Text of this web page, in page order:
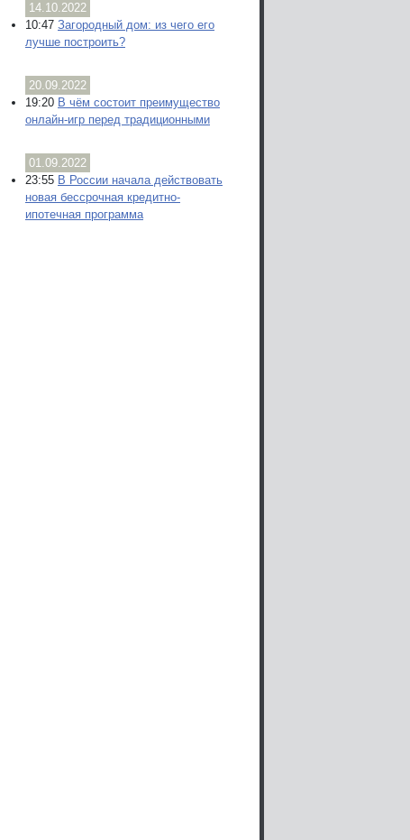
14.10.2022
10:47 Загородный дом: из чего его
лучше построить?
20.09.2022
19:20 В чём состоит преимущество
онлайн-игр перед традиционными
01.09.2022
23:55 В России начала действовать
новая бессрочная кредитно-
ипотечная программа